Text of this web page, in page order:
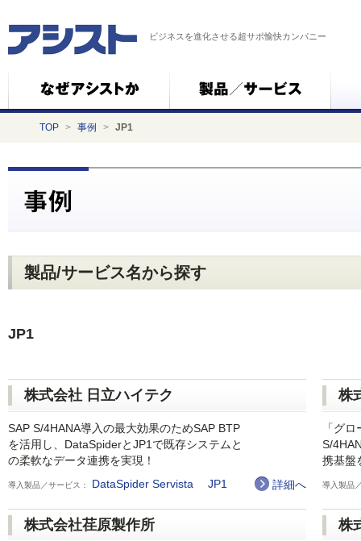
ビジネスを進化させる超サポ愉快カンパニー
TOP > 事例 > JP1
製品/サービス名から探す
JP1
株式会社 日立ハイテク
SAP S/4HANA導入の最大効果のためSAP BTP
を活用し、DataSpiderとJP1で既存システムと
の柔軟なデータ連携を実現！
導入製品／サービス： DataSpider Servista JP1 詳細へ
株
「グ
S/
携基盤
導入製品
株式会社荏原製作所 株